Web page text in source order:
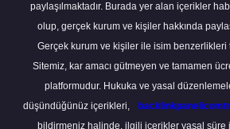
paylaşılmaktadır. Burada yer alan içerikler
olup, gerçek kurum ve kişiler hakkında
Gerçek kurum ve kişiler ile isim benzerlikleri
Sitemiz, kar amacı gütmeyen ve tamamen
platformudur. Hukuka ve yasal
düşündüğünüz içerikleri,
bildirmeniz halinde, ilgili içerikler yasal süre